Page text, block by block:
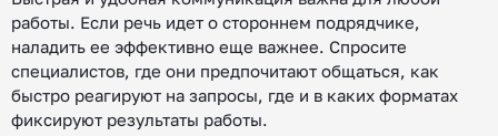
работы. Если речь идет о стороннем подрядчике,
наладить ее эффективно еще важнее. Спросите
специалистов, где они предпочитают общаться, как
быстро реагируют на запросы, где и в каких форматах
фиксируют результаты работы.